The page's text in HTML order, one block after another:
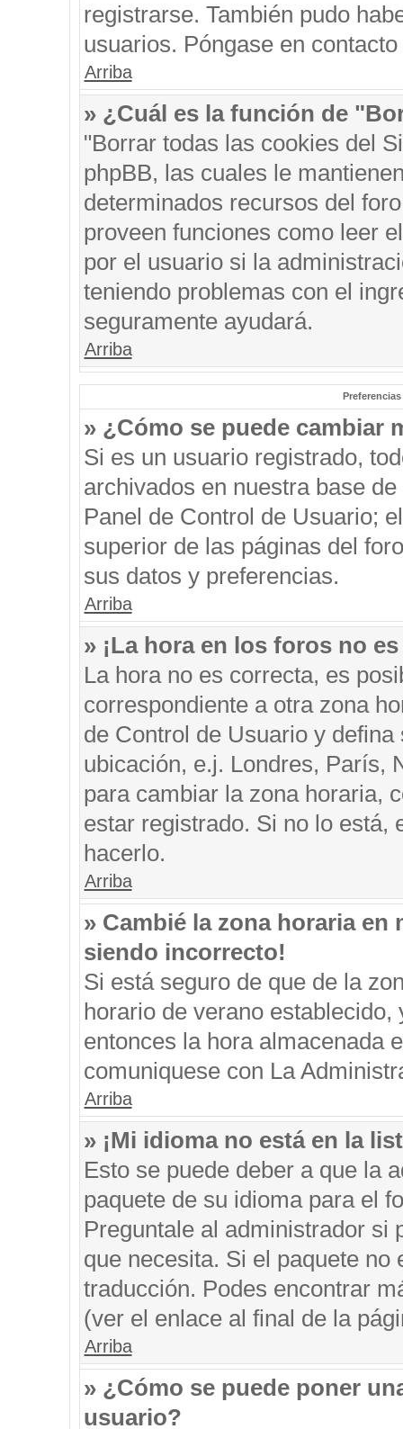
registrarse. También pudo
usuarios. Póngase en
Arriba
» ¿Cuál es la función de
"Borrar todas las cookies del
phpBB, las cuales le
determinados recursos del
proveen funciones como leer
por el usuario si la
teniendo problemas con el
seguramente ayudará.
Arriba
» ¿Cómo se puede cambiar
Si es un usuario registrado,
archivados en nuestra base
Panel de Control de Usuario;
superior de las páginas del
sus datos y preferencias.
Arriba
» ¡La hora en los foros no
La hora no es correcta, es
correspondiente a otra zona
de Control de Usuario y
ubicación, e.j. Londres, París,
para cambiar la zona horaria,
estar registrado. Si no lo está,
hacerlo.
Arriba
» Cambié la zona horaria
siendo incorrecto!
Si está seguro de que de la
horario de verano
entonces la hora almacenada
comuniquese con La
Arriba
» ¡Mi idioma no está en la
Esto se puede deber a que la
paquete de su idioma para el
Preguntale al administrador si
que necesita. Si el paquete
traducción. Podes encontrar
(ver el enlace al final de la
Arriba
» ¿Cómo se puede poner
usuario?